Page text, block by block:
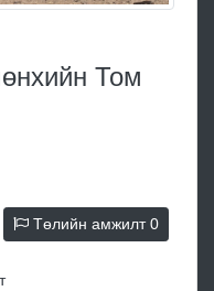
Том
Төлийн амжилт0